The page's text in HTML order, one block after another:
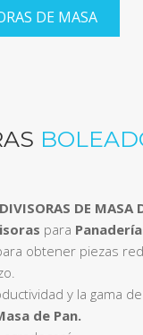
DE MASA
DE MASA
para
obtener piezas
y la gama
de Pan.